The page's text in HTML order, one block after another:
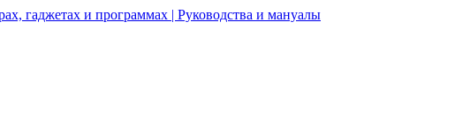
гаджетах и программах | Руководства и мануалы